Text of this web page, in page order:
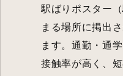
駅ばりポスター
まる場所に掲出
ます。通勤・通
接触率が高く、